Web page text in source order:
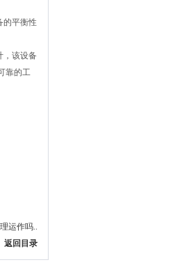
的平衡性
，该设备
靠的工
运作吗..
返回目录